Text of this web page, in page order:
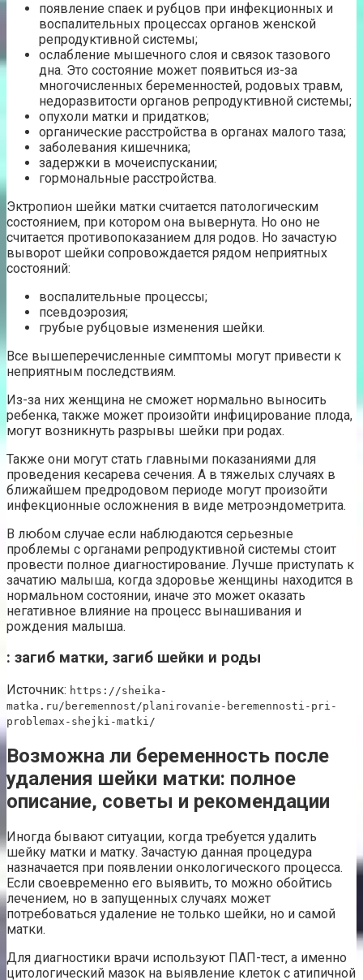
появление спаек и рубцов при инфекционных и
воспалительных процессах органов женской
репродуктивной системы;
ослабление мышечного слоя и связок тазового
дна. Это состояние может появиться из-за
многочисленных беременностей, родовых травм,
недоразвитости органов репродуктивной системы;
опухоли матки и придатков;
органические расстройства в органах малого таза;
заболевания кишечника;
задержки в мочеиспускании;
гормональные расстройства.
Эктропион шейки матки считается патологическим
состоянием, при котором она вывернута. Но оно не
считается противопоказанием для родов. Но зачастую
выворот шейки сопровождается рядом неприятных
состояний:
воспалительные процессы;
псевдоэрозия;
грубые рубцовые изменения шейки.
Все вышеперечисленные симптомы могут привести к
неприятным последствиям.
Из-за них женщина не сможет нормально выносить
ребенка, также может произойти инфицирование плода,
могут возникнуть разрывы шейки при родах.
Также они могут стать главными показаниями для
проведения кесарева сечения. А в тяжелых случаях в
ближайшем предродовом периоде могут произойти
инфекционные осложнения в виде метроэндометрита.
В любом случае если наблюдаются серьезные
проблемы с органами репродуктивной системы стоит
провести полное диагностирование. Лучше приступать к
зачатию малыша, когда здоровье женщины находится в
нормальном состоянии, иначе это может оказать
негативное влияние на процесс вынашивания и
рождения малыша.
: загиб матки, загиб шейки и роды
Источник: https://sheika-
matka.ru/beremennost/planirovanie-beremennosti-pri-
problemax-shejki-matki/
Возможна ли беременность после
удаления шейки матки: полное
описание, советы и рекомендации
Иногда бывают ситуации, когда требуется удалить
шейку матки и матку. Зачастую данная процедура
назначается при появлении онкологического процесса.
Если своевременно его выявить, то можно обойтись
лечением, но в запущенных случаях может
потребоваться удаление не только шейки, но и самой
матки.
Для диагностики врачи используют ПАП-тест, а именно
цитологический мазок на выявление клеток с атипичной